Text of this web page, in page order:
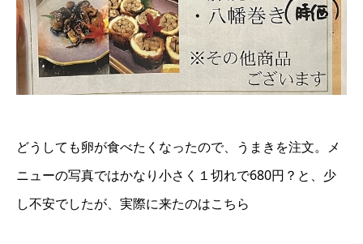
どうしても卵が食べたくなったので、うまきを注文。メ
ニューの写真ではかなり小さく１切れで680円？と、少
し不安でしたが、実際に来たのはこちら